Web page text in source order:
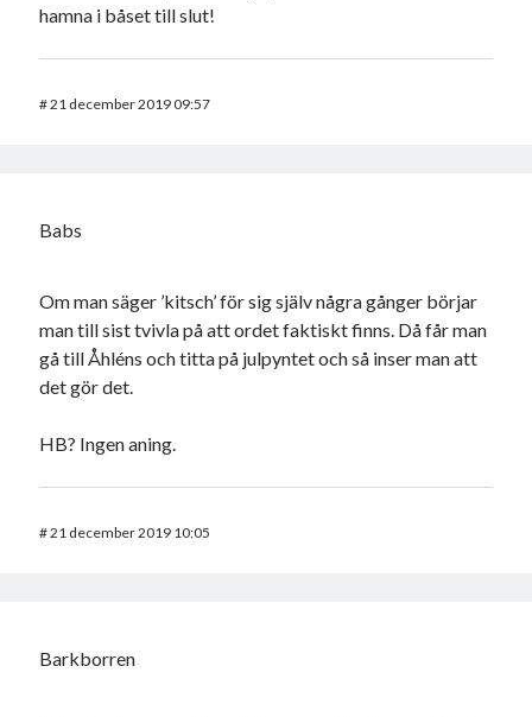
hamna i båset till slut!
#21 december 2019 09:57
Babs
Om man säger ’kitsch’ för sig själv några gånger börjar
man till sist tvivla på att ordet faktiskt finns. Då får man
gå till Åhléns och titta på julpyntet och så inser man att
det gör det.
HB? Ingen aning.
#21 december 2019 10:05
Barkborren